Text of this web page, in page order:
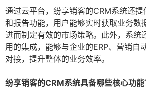
通过云平台，纷享销客的CRM系统还
和报告功能，用户能够实时获取业务数
进而制定有效的市场策略。此外，系统
用的集成，能够与企业的ERP、营销自
对接，提升整体的业务效率。
纷享销客的CRM系统具备哪些核心功能